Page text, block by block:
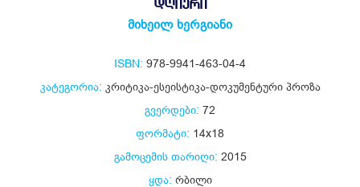
ᲓᲦᲘᲣᲠᲘ
მიხეილ ხერგიანი
ISBN: 978-9941-463-04-4
კატეგორია: კრიტიკა-ესეისტიკა-დოკუმენტური პროზა
გვერდები: 72
ფორმატი: 14x18
გამოცემის თარიღი: 2015
ყდა: რბილი